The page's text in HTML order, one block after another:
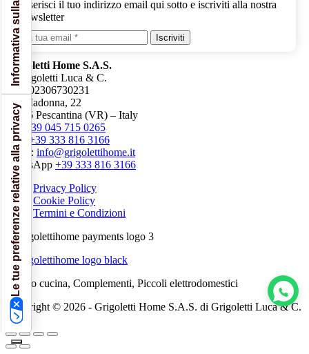
Inserisci il tuo indirizzo email qui sotto e iscriviti alla nostra
newsletter
Iscriviti
Grigoletti Home S.A.S.
di Grigoletti Luca & C.
P.iva 02306730231
Via Madonna, 22
37026 Pescantina (VR) – Italy
Tel.
+39 045 715 0265
Cell.
+39 333 816 3166
Email: info@grigolettihome.it
WhatsApp +39 333 816 3166
Privacy Policy
Cookie Policy
Termini e Condizioni
Arredo cucina, Complementi, Piccoli elettrodomestici
Copyright © 2026 - Grigoletti Home S.A.S. di Grigoletti Luca & C.
Le tue preferenze relative alla privacy